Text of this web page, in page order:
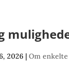
2026 |Om